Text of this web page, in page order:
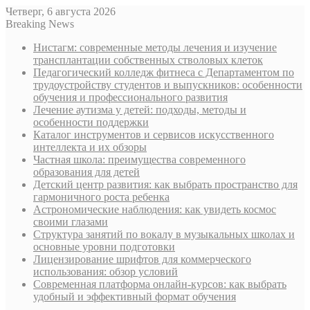
Четверг, 6 августа 2026
Breaking News
Нистагм: современные методы лечения и изучение
трансплантации собственных стволовых клеток
Педагогический колледж фитнеса с Департаментом по
трудоустройству студентов и выпускников: особенности
обучения и профессионального развития
Лечение аутизма у детей: подходы, методы и
особенности поддержки
Каталог инструментов и сервисов искусственного
интеллекта и их обзоры
Частная школа: преимущества современного
образования для детей
Детский центр развития: как выбрать пространство для
гармоничного роста ребенка
Астрономические наблюдения: как увидеть космос
своими глазами
Структура занятий по вокалу в музыкальных школах и
основные уровни подготовки
Лицензирование шрифтов для коммерческого
использования: обзор условий
Современная платформа онлайн-курсов: как выбрать
удобный и эффективный формат обучения